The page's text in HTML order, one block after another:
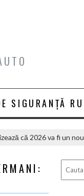
SIGURANȚĂ
că 2026 va fi un